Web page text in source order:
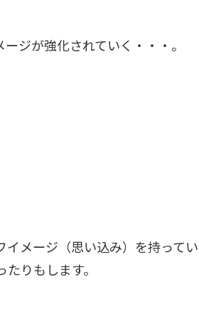
ジが強化されていく・・・。
イメージ（思い込み）を持ってい
りもします。